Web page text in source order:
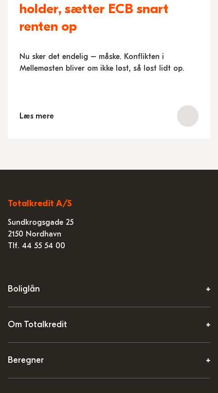
holder, sætter ECB snart
renten op
Nu sker det endelig – måske. Konflikten i
Mellemøsten bliver om ikke løst, så løst lidt op.
Læs mere
Totalkredit A/S
Sundkrogsgade 25
2150 Nordhavn
Tlf. 44 55 54 00
Boliglån
Om Totalkredit
Beregner